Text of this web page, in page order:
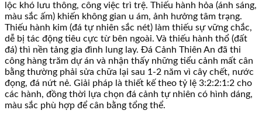
lộc khó lưu thông, công việc trì trệ. Thiếu hành hỏa (ánh sáng,
màu sắc ấm) khiến không gian u ám, ảnh hưởng tâm trạng.
Thiếu hành kim (đá tự nhiên sắc nét) làm thiếu sự vững chắc,
dễ bị tác động tiêu cực từ bên ngoài. Và thiếu hành thổ (đất
đá) thì nền tảng gia đình lung lay. Đá Cảnh Thiên An đã thi
công hàng trăm dự án và nhận thấy những tiểu cảnh mất cân
bằng thường phải sửa chữa lại sau 1-2 năm vì cây chết, nước
đọng, đá nứt nẻ. Giải pháp là thiết kế theo tỷ lệ 3:2:2:1:2 cho
các hành, đồng thời lựa chọn đá cảnh tự nhiên có hình dáng,
màu sắc phù hợp để cân bằng tổng thể.